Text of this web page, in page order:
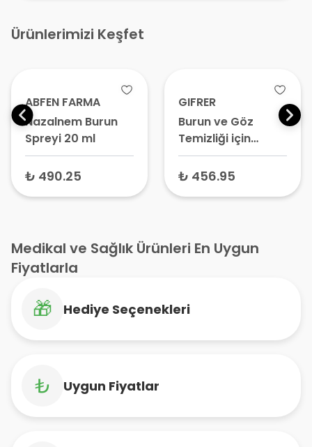
Ürünlerimizi Keşfet
ABFEN FARMA
Nazalnem Burun
Spreyi 20 ml
₺ 490.25
GIFRER
Burun ve Göz
Temizliği için
Fizyolojik Serum 5
ml x 20 Flakon –
İzotonik Tuzlu Su
₺ 456.95
Medikal ve Sağlık Ürünleri En Uygun
Fiyatlarla
🎁 Hediye Seçenekleri
₺ Uygun Fiyatlar